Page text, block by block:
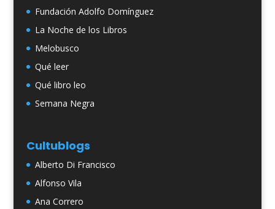
Fundación Adolfo Domínguez
La Noche de los Libros
Melobusco
Qué leer
Qué libro leo
Semana Negra
Cultublogs
Alberto Di Francisco
Alfonso Vila
Ana Correro